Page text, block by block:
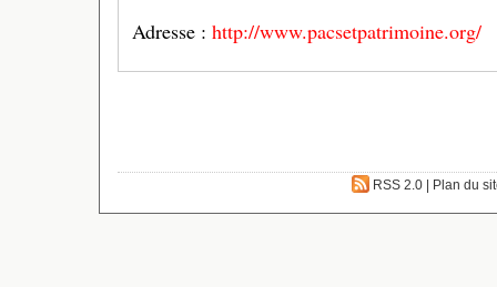
Adresse : http://www.pacsetpatrimoine.org/
RSS 2.0 Plan du